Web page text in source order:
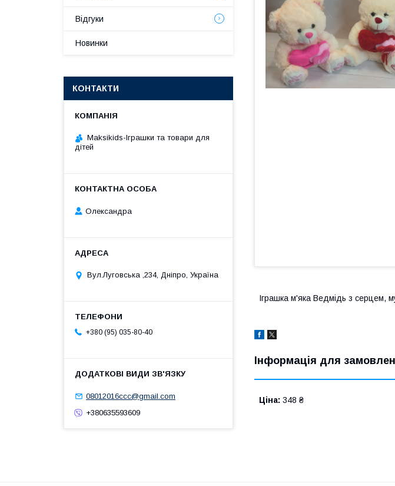
Іграшка м'яка Ведмідь з серцем,
Інформація для
Ціна: 348 ₴
Відгуки
Новинки
КОНТАКТИ
Maksikids-Іграшки та товари для
дітей
Олександра
Вул.Луговська ,234, Дніпро, Україна
+380 (95) 035-80-40
08012016ccc@gmail.com
+380635593609